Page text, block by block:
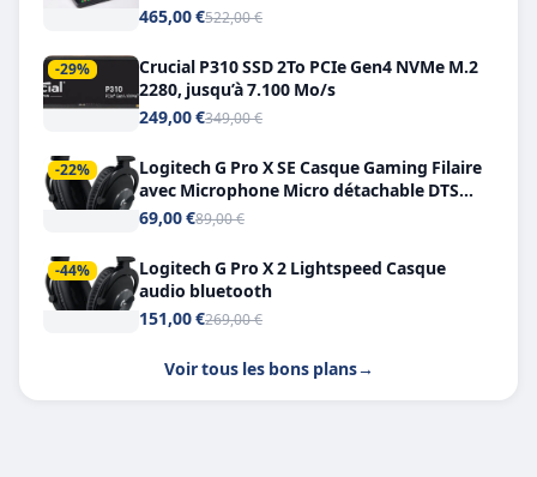
Double USB-C
465,00 €522,00 €
-29%
Crucial P310 SSD 2To PCIe Gen4 NVMe M.2
2280, jusqu’à 7.100 Mo/s
249,00 €349,00 €
-22%
Logitech G Pro X SE Casque Gaming Filaire
avec Microphone Micro détachable DTS
Headphone X 7.1
69,00 €89,00 €
-44%
Logitech G Pro X 2 Lightspeed Casque
audio bluetooth
151,00 €269,00 €
Voir tous les bons plans→